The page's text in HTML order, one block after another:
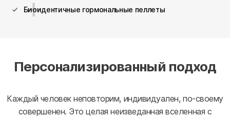
Биоидентичные гормональные пеллеты
Персонализированный подход
Каждый человек неповторим, индивидуален, по-своему
совершенен. Это целая неизведанная вселенная с